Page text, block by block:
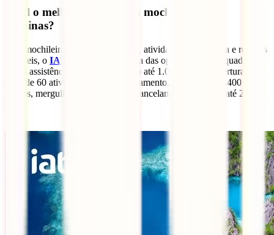
Qual o melhor seguro para mochileiros nas
Filipinas?
Para mochileiros, viagens por ilhas, atividades de aventura e roteiros
flexíveis, o IATI Mochileiro
é uma das opções mais adequadas.
Inclui assistência médica no mundo até 1.000.000 €, cobertura para
mais de 60 atividades, busca e salvamento, trekking até 5.400
metros, mergulho até 40 metros e cancelamento opcional até 2.000